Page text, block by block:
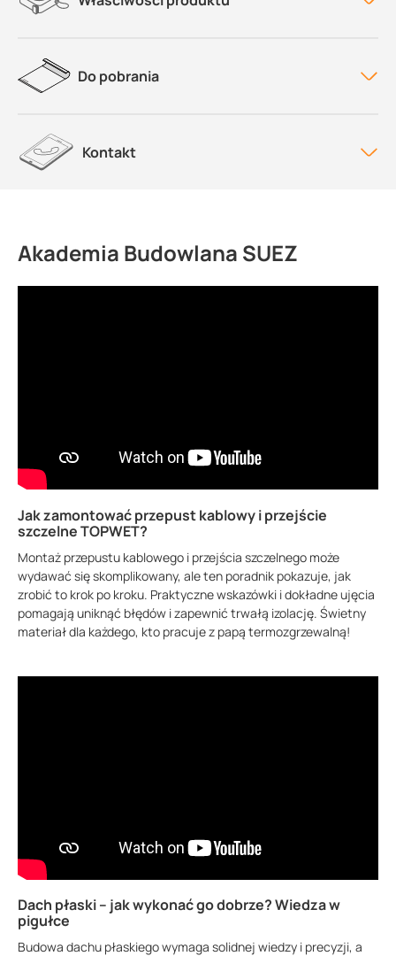
Do pobrania
Kontakt
Akademia Budowlana SUEZ
Jak zamontować przepust kablowy i przejście
szczelne TOPWET?
Montaż przepustu kablowego i przejścia szczelnego może
wydawać się skomplikowany, ale ten poradnik pokazuje, jak
zrobić to krok po kroku. Praktyczne wskazówki i dokładne ujęcia
pomagają uniknąć błędów i zapewnić trwałą izolację. Świetny
materiał dla każdego, kto pracuje z papą termozgrzewalną!
Dach płaski – jak wykonać go dobrze? Wiedza w
pigułce
Budowa dachu płaskiego wymaga solidnej wiedzy i precyzji, a